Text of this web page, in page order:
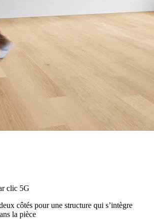
clic 5G
côtés pour une structure qui s’intègre
la pièce